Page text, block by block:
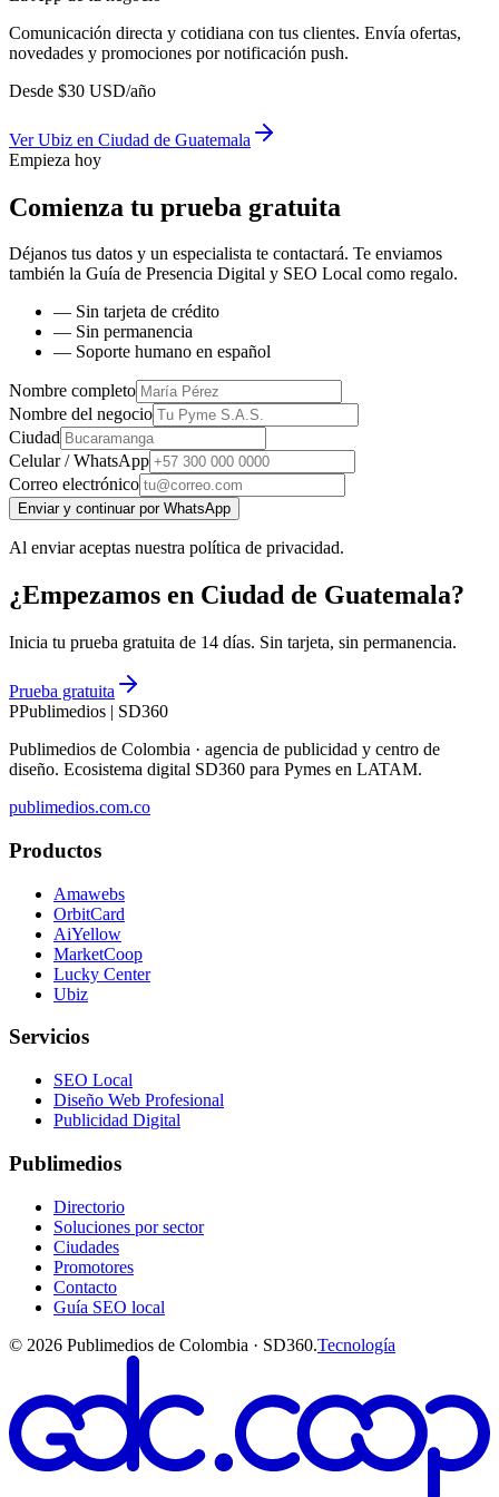
Comunicación directa y cotidiana con tus clientes. Envía ofertas,
novedades y promociones por notificación push.
Desde $30 USD/año
VerUbiz en Ciudad de Guatemala
Empieza hoy
Comienza tu prueba gratuita
Déjanos tus datos y un especialista te contactará. Te enviamos
también la Guía de Presencia Digital y SEO Local como regalo.
— Sin tarjeta de crédito
— Sin permanencia
— Soporte humano en español
Nombre completo
Nombre del negocio
Ciudad
Celular / WhatsApp
Correo electrónico
Enviar y continuar por WhatsApp
Al enviar aceptas nuestra política de privacidad.
¿Empezamos en Ciudad de Guatemala?
Inicia tu prueba gratuita de 14 días. Sin tarjeta, sin permanencia.
Prueba gratuita
PPublimedios | SD360
Publimedios de Colombia · agencia de publicidad y centro de
diseño. Ecosistema digital SD360 para Pymes en LATAM.
publimedios.com.co
Productos
Amawebs
OrbitCard
AiYellow
MarketCoop
Lucky Center
Ubiz
Servicios
SEO Local
Diseño Web Profesional
Publicidad Digital
Publimedios
Directorio
Soluciones por sector
Ciudades
Promotores
Contacto
Guía SEO local
© 2026 Publimedios de Colombia · SD360.Tecnología